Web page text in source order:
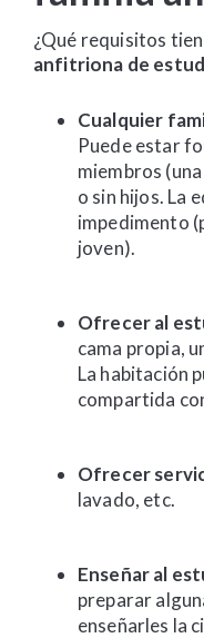
¿Qué requisitos
anfitriona de
Cualquier
Puede estar
miembros
o sin hijos. La
impedimento
joven).
Ofrecer al
cama propia,
La habitación
compartida
Ofrecer
lavado, etc.
Enseñar al
preparar
enseñarles la